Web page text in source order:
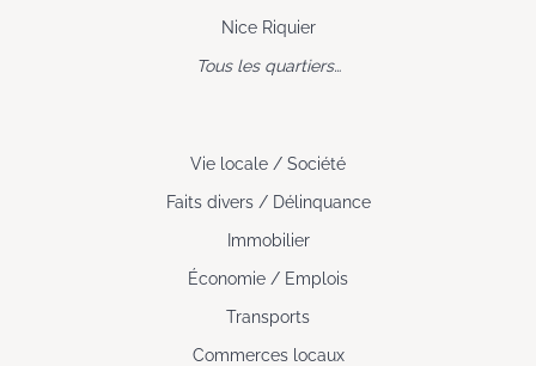
Nice Riquier
Tous les quartiers…
Vie locale / Société
Faits divers / Délinquance
Immobilier
Économie / Emplois
Transports
Commerces locaux